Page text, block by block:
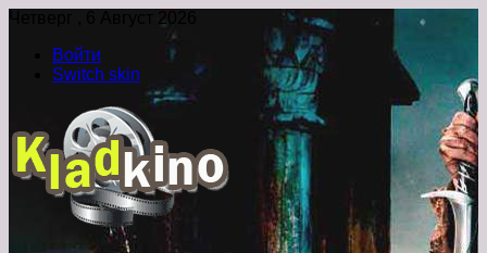
Четверг , 6 Август 2026
Войти
Switch skin